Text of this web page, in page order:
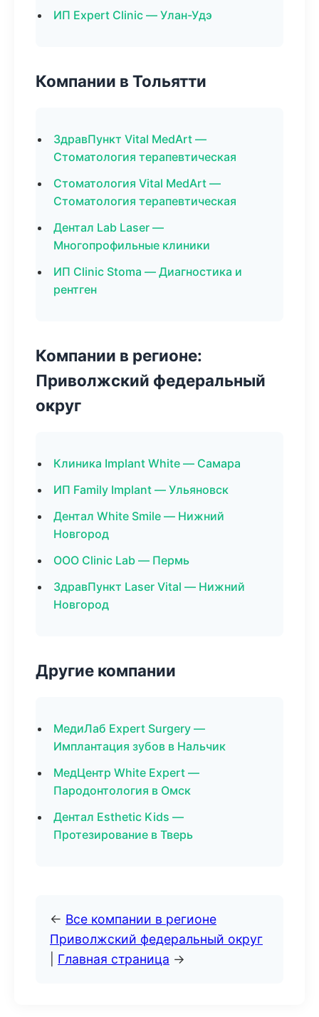
ИП Expert Clinic — Улан-Удэ
Компании в Тольятти
ЗдравПункт Vital MedArt —
Стоматология терапевтическая
Стоматология Vital MedArt —
Стоматология терапевтическая
Дентал Lab Laser —
Многопрофильные клиники
ИП Clinic Stoma — Диагностика и
рентген
Компании в регионе:
Приволжский федеральный
округ
Клиника Implant White — Самара
ИП Family Implant — Ульяновск
Дентал White Smile — Нижний
Новгород
ООО Clinic Lab — Пермь
ЗдравПункт Laser Vital — Нижний
Новгород
Другие компании
МедиЛаб Expert Surgery —
Имплантация зубов в Нальчик
МедЦентр White Expert —
Пародонтология в Омск
Дентал Esthetic Kids —
Протезирование в Тверь
← Все компании в регионе
Приволжский федеральный округ
Главная страница →